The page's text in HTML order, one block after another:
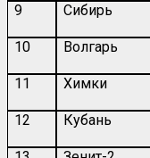
9 Сибирь
10 Волгарь
11 Химки
12 Кубань